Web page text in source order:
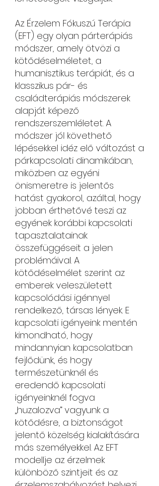
Az Érzelem Fókuszú Terápia
(EFT) egy olyan párterápiás
módszer, amely ötvözi a
kötődéselméletet, a
humanisztikus terápiát, és a
klasszikus pár- és
családterápiás módszerek
alapját képező
rendszerszemléletet. A
módszer jól követhető
lépésekkel idéz elő változást a
párkapcsolati dinamikában,
miközben az egyéni
önismeretre is jelentős
hatást gyakorol, azáltal, hogy
jobban érthetővé teszi az
egyének korábbi kapcsolati
tapasztalatainak
összefüggéseit a jelen
problémáival. A
kötődéselmélet szerint az
emberek veleszületett
kapcsolódási igénnyel
rendelkező, társas lények. E
kapcsolati igényeink mentén
kimondható, hogy
mindannyian kapcsolatban
fejlődünk, és hogy
természetünknél és
eredendő kapcsolati
igényeinknél fogva
„huzalozva” vagyunk a
kötődésre, a biztonságot
jelentő közelség kialakítására
más személyekkel. Az EFT
modellje az érzelmek
különböző szintjeit és az